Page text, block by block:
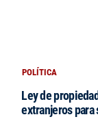
POLÍTICA
Ley de
extranjeros para